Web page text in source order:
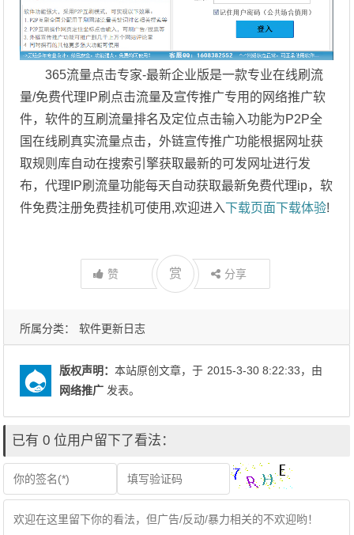
365流量点击专家-最新企业版是一款专业在线刷流
量/免费代理IP刷点击流量及宣传推广专用的网络推广软
件，软件的互刷流量排名及定位点击输入功能为P2P全
国在线刷真实流量点击，外链宣传推广功能根据网址获
取规则库自动在搜索引擎获取最新的可发网址进行发
布，代理IP刷流量功能每天自动获取最新免费代理ip，软
件免费注册免费挂机可使用,欢迎进入下载页面下载体验!
赞 赏 分享
所属分类： 软件更新日志
版权声明：本站原创文章，于 2015-3-30 8:22:33，由
网络推广 发表。
已有 0 位用户留下了看法：